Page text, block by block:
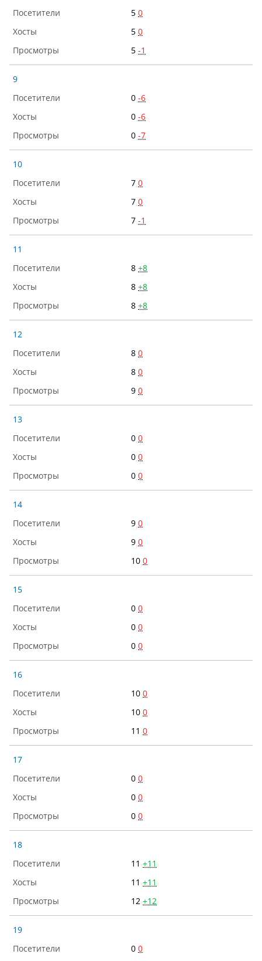
5 0
5 0
5 -1
9
0 -6
0 -6
0 -7
10
7 0
7 0
7 -1
11
8 +8
8 +8
8 +8
12
8 0
8 0
9 0
13
0 0
0 0
0 0
14
9 0
9 0
10 0
15
0 0
0 0
0 0
16
10 0
10 0
11 0
17
0 0
0 0
0 0
18
11 +11
11 +11
12 +12
19
0 0